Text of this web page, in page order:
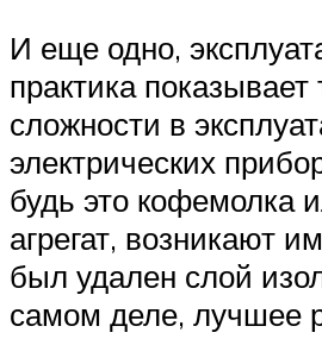
И еще одно,
практика показывает
сложности в
электрических
будь это кофемолка
агрегат, возникают
был удален слой
самом деле, лучшее